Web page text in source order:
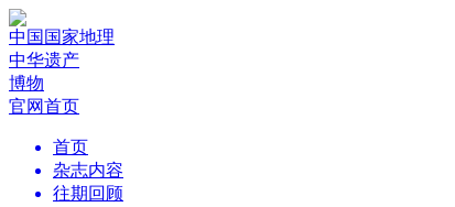
中国国家地理
中华遗产
博物
官网首页
首页
杂志内容
往期回顾